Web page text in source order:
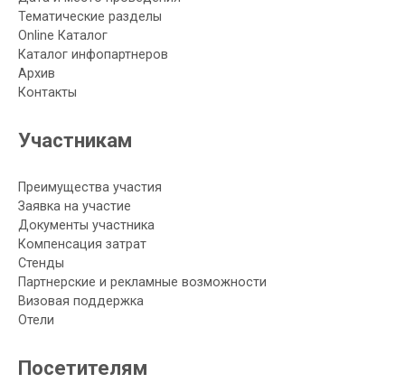
Тематические разделы
Online Каталог
Каталог инфопартнеров
Архив
Контакты
Участникам
Преимущества участия
Заявка на участие
Документы участника
Компенсация затрат
Стенды
Партнерские и рекламные возможности
Визовая поддержка
Отели
Посетителям